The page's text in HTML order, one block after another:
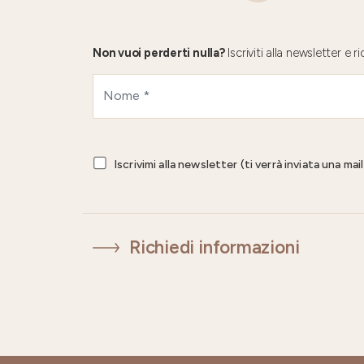
Non vuoi perderti nulla?Iscriviti alla newsletter e
Iscrivimi alla newsletter (ti verrà inviata una
Richiedi informazioni